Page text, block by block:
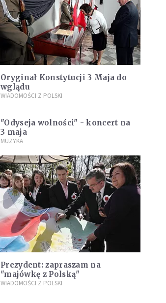
Oryginał Konstytucji 3 Maja do
wglądu
WIADOMOŚCI Z POLSKI
"Odyseja wolności" - koncert na
3 maja
MUZYKA
Prezydent: zapraszam na
"majówkę z Polską"
WIADOMOŚCI Z POLSKI